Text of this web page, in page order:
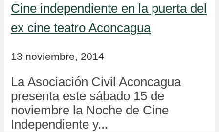
Cine independiente en la puerta del
ex cine teatro Aconcagua
13 noviembre, 2014
La Asociación Civil Aconcagua
presenta este sábado 15 de
noviembre la Noche de Cine
Independiente y...